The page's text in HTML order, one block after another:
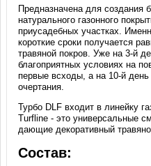
Предназначена для создания
натурального газонного
приусадебных участках.
короткие сроки получается
травяной покров. Уже на 3-й
благоприятных условиях на
первые всходы, а на 10-й день
очертания.
Турбо DLF входит в линейку
Turfline - это универсальные
дающие декоративный
Состав: